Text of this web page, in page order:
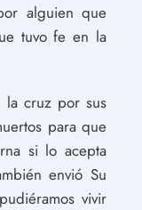
alguien que
tuvo fe en la
la cruz por sus
para que
si lo acepta
envió Su
vivir